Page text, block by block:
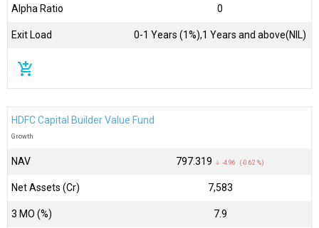
Alpha Ratio 0
Exit Load 0-1 Years (1%),1 Years and above(NIL)
add_shopping_cart
HDFC Capital Builder Value Fund
Growth
NAV ₹797.319 ↓ -4.96 (-0.62 %)
Net Assets (Cr) ₹7,583
3 MO (%) 7.9